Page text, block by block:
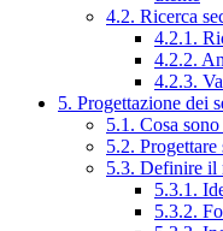
4.2. Ricerca
4.2.1.
4.2.2.
4.2.3.
5. Progettazione dei
5.1. Cosa
5.2.
5.3. Definire il
5.3.1.
5.3.2.